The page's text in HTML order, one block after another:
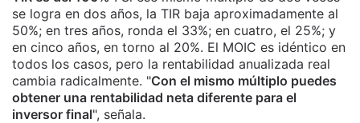
se logra en dos años, la TIR baja aproximadamente al
50%; en tres años, ronda el 33%; en cuatro, el 25%; y
en cinco años, en torno al 20%. El MOIC es idéntico en
todos los casos, pero la rentabilidad anualizada real
cambia radicalmente. "Con el mismo múltiplo puedes
obtener una rentabilidad neta diferente para el
inversor final", señala.